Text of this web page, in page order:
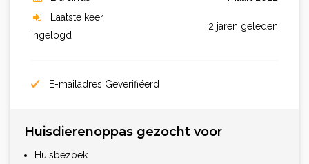
Laatste keer
ingelogd
2 jaren geleden
E-mailadres Geverifiëerd
Huisdierenoppas gezocht voor
Huisbezoek